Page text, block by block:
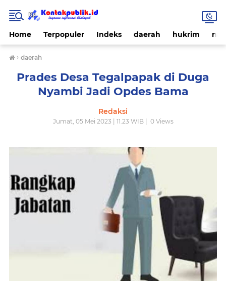
Home Terpopuler Indeks daerah hukrim
› daerah
Prades Desa Tegalpapak di Duga
Nyambi Jadi Opdes Bama
Redaksi
Jumat, 05 Mei 2023 | 11.23 WIB | 0Views